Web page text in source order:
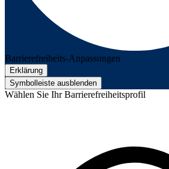
Barrierefreiheits-Anpassungen
Erklärung
Symbolleiste ausblenden
Wählen Sie Ihr Barrierefreiheitsprofil